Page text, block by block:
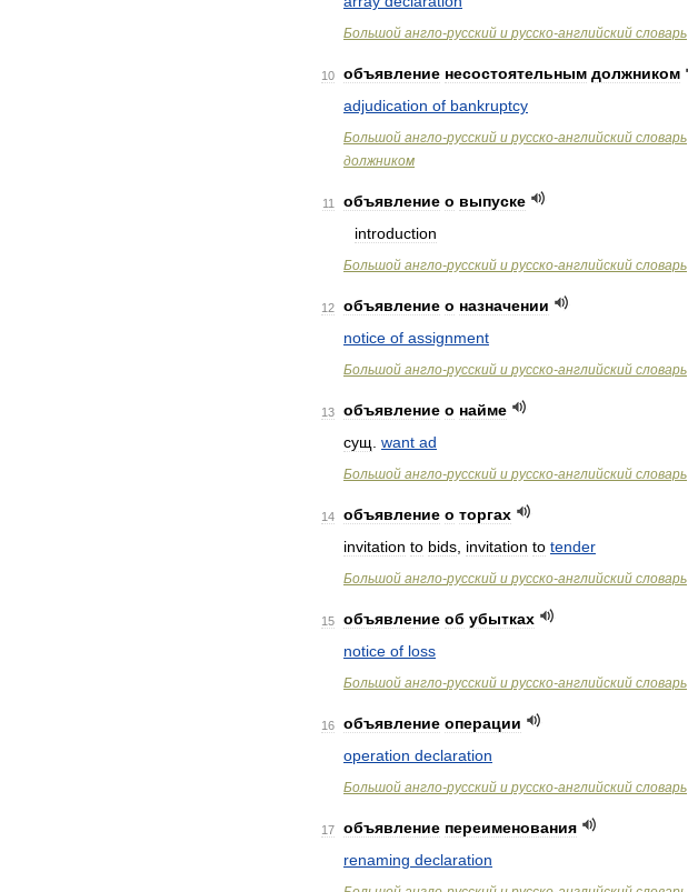
Большой англо-русский и русско-английский словарь
10 объявление несостоятельным должником
adjudication of bankruptcy
Большой англо-русский и русско-английский словарь
должником
11 объявление о выпуске
introduction
Большой англо-русский и русско-английский словарь
12 объявление о назначении
notice of assignment
Большой англо-русский и русско-английский словарь
13 объявление о найме
сущ want ad
Большой англо-русский и русско-английский словарь
14 объявление о торгах
invitation to bids invitation to tender
Большой англо-русский и русско-английский словарь
15 объявление об убытках
notice of loss
Большой англо-русский и русско-английский словарь
16 объявление операции
operation declaration
Большой англо-русский и русско-английский словарь
17 объявление переименования
renaming declaration